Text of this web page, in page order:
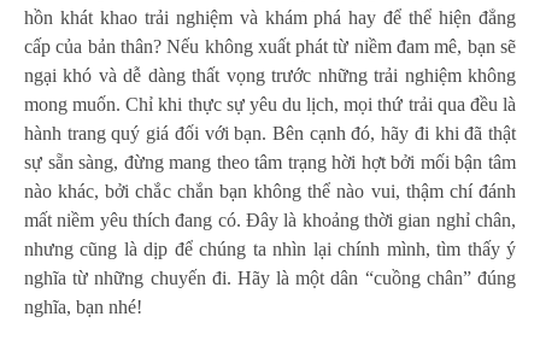
hồn khát khao trải nghiệm và khám phá hay để thể hiện đẳng
cấp của bản thân? Nếu không xuất phát từ niềm đam mê, bạn sẽ
ngại khó và dễ dàng thất vọng trước những trải nghiệm không
mong muốn. Chỉ khi thực sự yêu du lịch, mọi thứ trải qua đều là
hành trang quý giá đối với bạn. Bên cạnh đó, hãy đi khi đã thật
sự sẵn sàng, đừng mang theo tâm trạng hời hợt bởi mối bận tâm
nào khác, bởi chắc chắn bạn không thể nào vui, thậm chí đánh
mất niềm yêu thích đang có. Đây là khoảng thời gian nghỉ chân,
nhưng cũng là dịp để chúng ta nhìn lại chính mình, tìm thấy ý
nghĩa từ những chuyến đi. Hãy là một dân “cuồng chân” đúng
nghĩa, bạn nhé!